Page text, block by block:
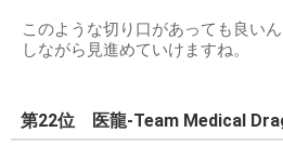
このような切り口があっても良い
しながら見進めていけますね。
第22位 医龍-Team Medical